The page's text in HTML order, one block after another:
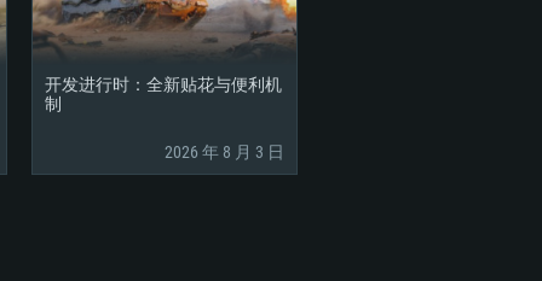
开发进行时：全新贴花与便利机
制
2026 年 8 月 3 日